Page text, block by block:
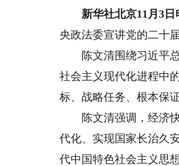
新华社北京11月3日
央政法委宣讲党的二十
陈文清围绕习近平总
社会主义现代化进程中
标、战略任务、根本保
陈文清强调，经济快
代化、实现国家长治久
代中国特色社会主义思